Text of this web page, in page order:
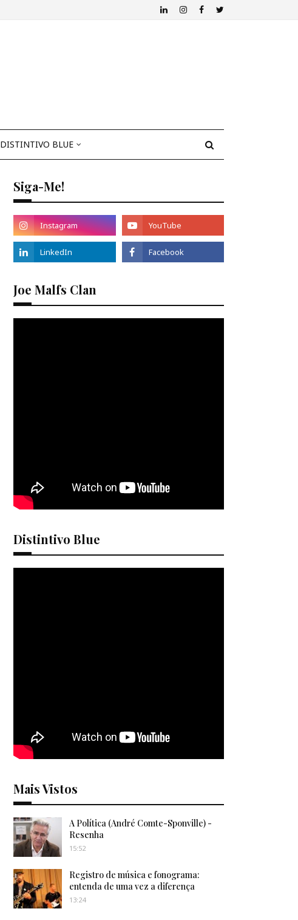
DISTINTIVO BLUE
Siga-Me!
Joe Malfs Clan
Distintivo Blue
Mais Vistos
A Política (André Comte-Sponville) -
Resenha
15:52
Registro de música e fonograma:
entenda de uma vez a diferença
13:24